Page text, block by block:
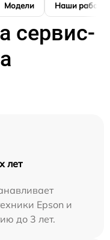
Модели Наши работы
сервис-
лет
Epson и
до 3 лет.